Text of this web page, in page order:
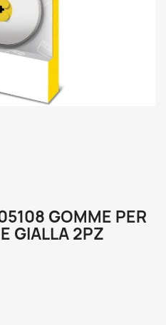
GOMME PER
GIALLA 2PZ